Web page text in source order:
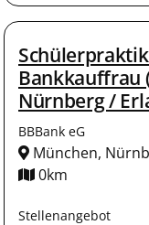
Bankkauffrau
Nürnberg /
BBBank eG
München,
0km
Stellenangebot